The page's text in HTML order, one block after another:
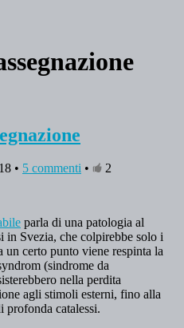
• 5 commenti •
2
parla di una patologia al
in Svezia, che colpirebbe solo i
certo punto viene respinta la
(sindrome da
nella perdita
agli stimoli esterni, fino alla
profonda catalessi.